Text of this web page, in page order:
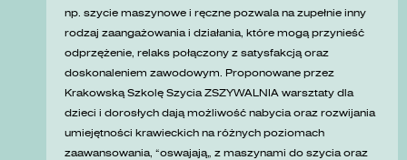
np. szycie maszynowe i ręczne pozwala na zupełnie inny
rodzaj zaangażowania i działania, które mogą przynieść
odprzężenie, relaks połączony z satysfakcją oraz
doskonaleniem zawodowym. Proponowane przez
Krakowską Szkolę Szycia ZSZYWALNIA warsztaty dla
dzieci i dorosłych dają możliwość nabycia oraz rozwijania
umiejętności krawieckich na różnych poziomach
zaawansowania, „oswajają” z maszynami do szycia oraz